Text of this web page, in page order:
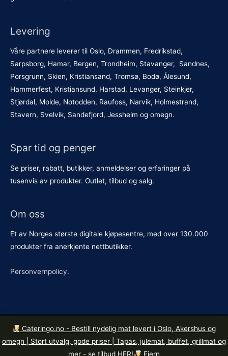
Cateringo.no - Bestill nydelig mat levert i Oslo, Akershus og
omegn | Stort utvalg, gode priser | Tapas, julemat, buffet, grillmat og
mer - se tilbud HER!
Fjern
Levering
Våre partnere leverer til Oslo, Drammen, Fredrikstad,
Sarpsborg, Hamar, Bergen, Trondheim, Stavanger, Sandnes,
Porsgrunn, Skien, Kristiansand, Tromsø, Bodø, Ålesund,
Hammerfest, Kristiansund, Harstad, Levanger, Steinkjer,
Stjørdal, Molde, Notodden, Raufoss, Narvik, Holmestrand,
Stavern, Svelvik, Sandefjord, Jessheim og omegn.
Spar tid og penger
Se priser, rabatt, butikker, anmeldelser og erfaringer på
tusenvis av produkter. Outlet, tilbud og salg.
Om oss
Et av Norges største digitale kjøpesentre, med over 130.000
produkter fra anerkjente nettbutikker.
Personvernpolicy.
Kopirett © 2026Butikkene.no. Org. nr. 921 615 426 MVA.
Mandalls gate 14, 0190 Oslo.